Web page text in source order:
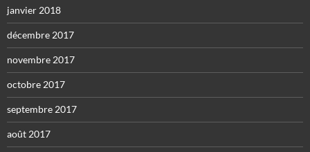
janvier 2018
décembre 2017
novembre 2017
octobre 2017
septembre 2017
août 2017